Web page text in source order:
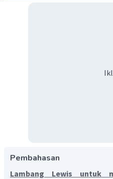
Pembahasan
Lambang Lewis untuk